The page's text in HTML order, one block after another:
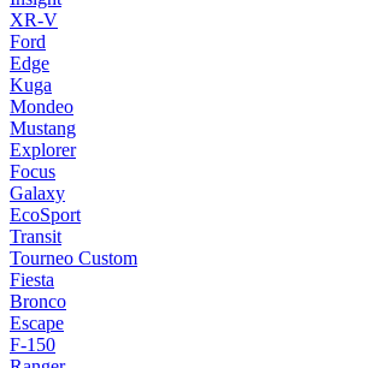
XR-V
Ford
Edge
Kuga
Mondeo
Mustang
Explorer
Focus
Galaxy
EcoSport
Transit
Tourneo Custom
Fiesta
Bronco
Escape
F-150